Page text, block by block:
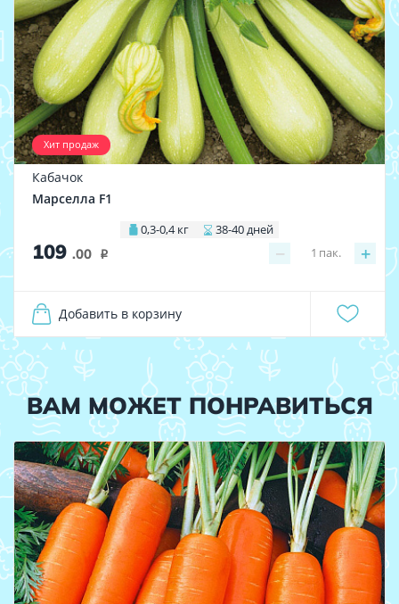
Хит продаж
Кабачок
Марселла F1
0,3-0,4 кг 38-40 дней
109 .00 i − +
1 пак.
Добавить в корзину
ВАМ МОЖЕТ ПОНРАВИТЬСЯ